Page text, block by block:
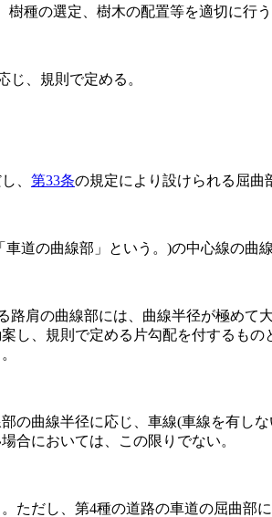
種の選定、樹木の配置等を適切に行う
じ、規則で定める。
、 第33条の規定により設けられる屈曲
車道の曲線部」という。)の中心線の曲
路肩の曲線部には、曲線半径が極めて
し、規則で定める片勾配を付するもの
の曲線半径に応じ、車線(車線を有し
合においては、この限りでない。
ただし、第4種の道路の車道の屈曲部